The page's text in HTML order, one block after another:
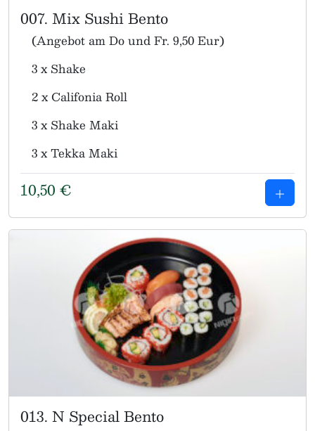
007. Mix Sushi Bento
(Angebot am Do und Fr. 9,50 Eur)
3 x Shake
2 x Califonia Roll
3 x Shake Maki
3 x Tekka Maki
10,50 €
013. N Special Bento